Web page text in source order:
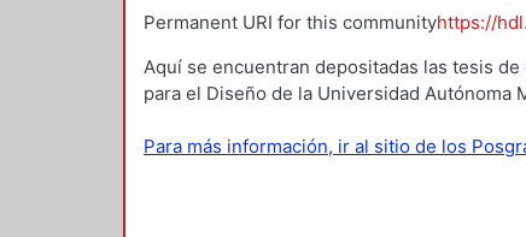
Permanent URI for this communityhttps://
Aquí se encuentran depositadas las tesis
para el Diseño de la Universidad Autónoma
Para más información, ir al sitio de los